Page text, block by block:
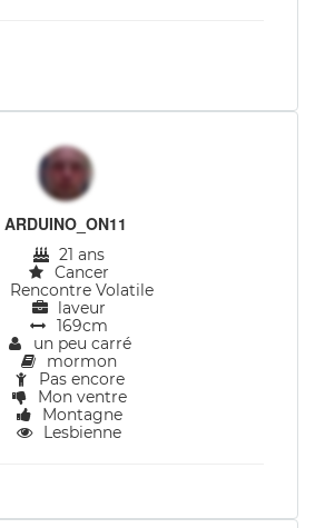
ARDUINO_ON11
21 ans
Cancer
Rencontre Volatile
laveur
169cm
un peu carré
mormon
Pas encore
Mon ventre
Montagne
Lesbienne